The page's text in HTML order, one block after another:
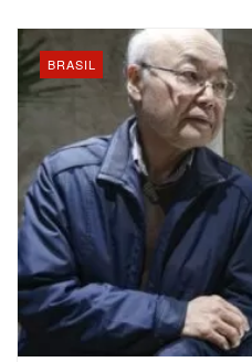
BRASIL